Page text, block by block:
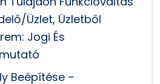
üzlet, Üzletből
Jogi És
Beépítése –